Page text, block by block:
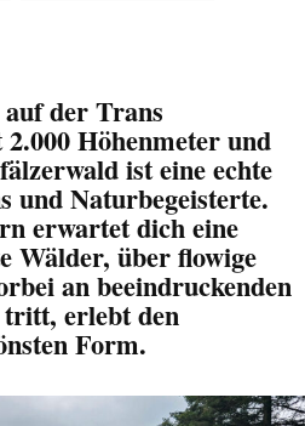
der Trans
Höhenmeter und
ist eine echte
und Naturbegeisterte.
erwartet dich eine
Wälder, über flowige
an beeindruckenden
tritt, erlebt den
Form.